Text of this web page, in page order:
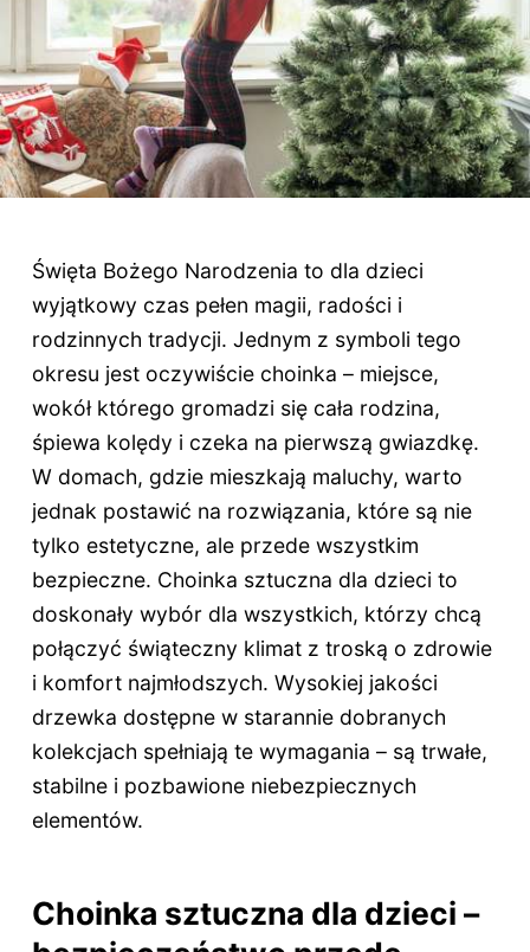
Święta Bożego Narodzenia to dla dzieci
wyjątkowy czas pełen magii, radości i
rodzinnych tradycji. Jednym z symboli tego
okresu jest oczywiście choinka – miejsce,
wokół którego gromadzi się cała rodzina,
śpiewa kolędy i czeka na pierwszą gwiazdkę.
W domach, gdzie mieszkają maluchy, warto
jednak postawić na rozwiązania, które są nie
tylko estetyczne, ale przede wszystkim
bezpieczne. Choinka sztuczna dla dzieci to
doskonały wybór dla wszystkich, którzy chcą
połączyć świąteczny klimat z troską o zdrowie
i komfort najmłodszych. Wysokiej jakości
drzewka dostępne w starannie dobranych
kolekcjach spełniają te wymagania – są trwałe,
stabilne i pozbawione niebezpiecznych
elementów.
Choinka sztuczna dla dzieci –